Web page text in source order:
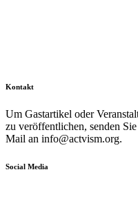
Kontakt
Um Gastartikel oder
zu veröffentlichen, senden
Mail an info@actvism.org.
Social Media